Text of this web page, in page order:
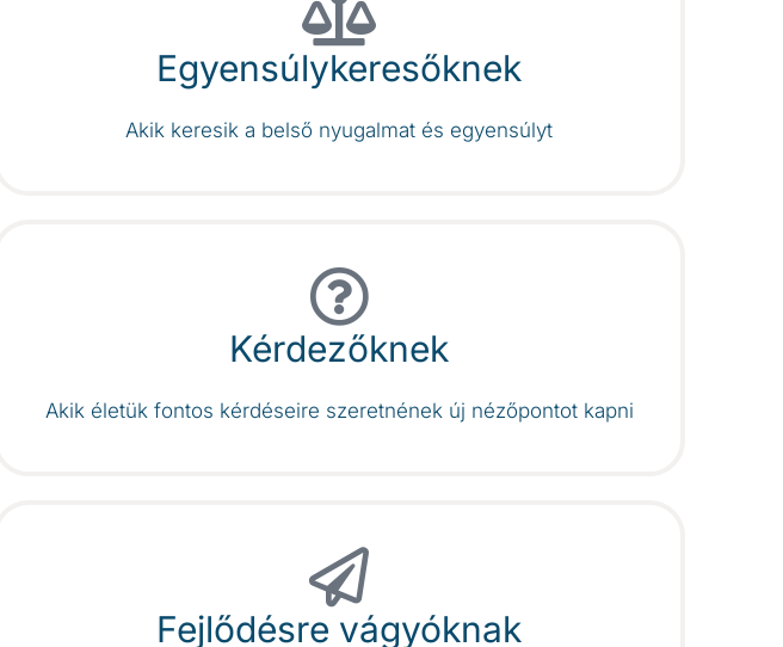
Egyensúlykeresőknek
Akik keresik a belső nyugalmat és egyensúlyt
Kérdezőknek
Akik életük fontos kérdéseire szeretnének új nézőpontot kapni
Fejlődésre vágyóknak